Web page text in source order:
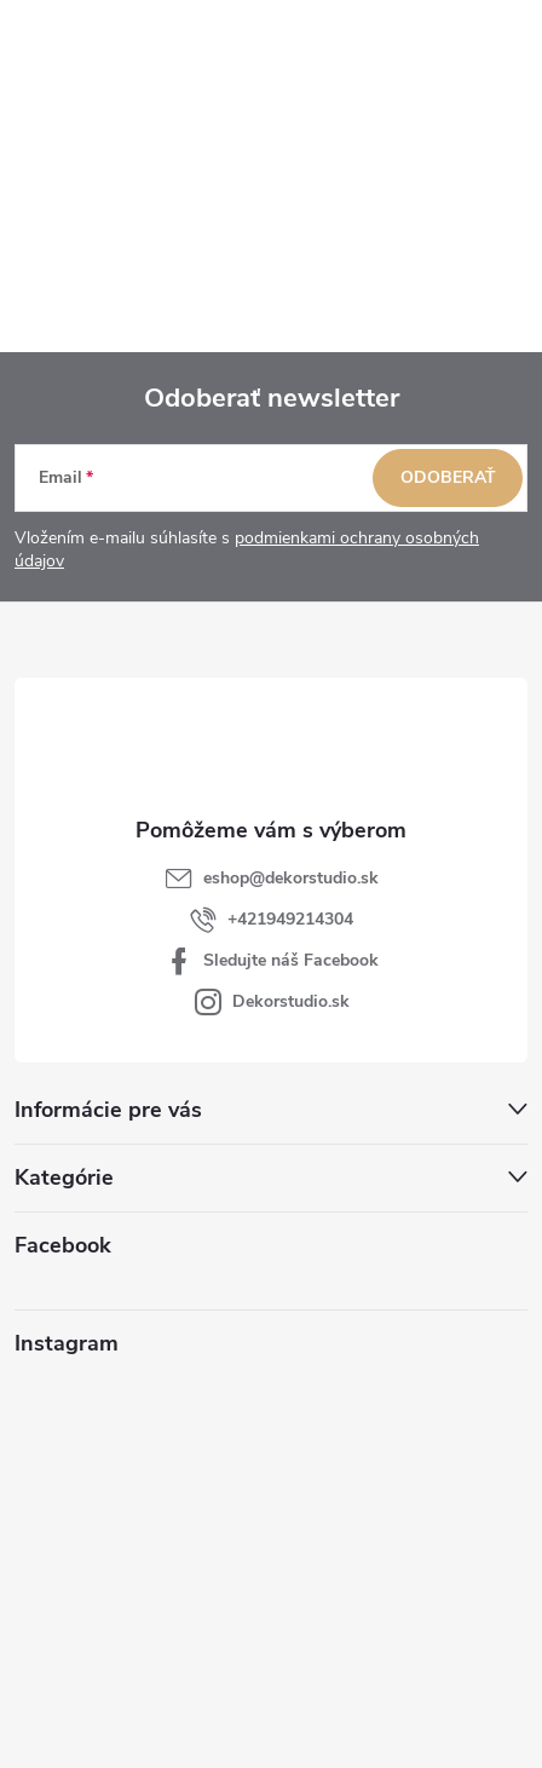
Z
á
p
Odoberať newsletter
Email
Vložením e-mailu súhlasíte s podmienkami ochrany osobných
údajov
ODOBERAŤ
Informácie pre vás
Kategórie
Facebook
Instagram
eshop@dekorstudio.sk
+421949214304
Sledujte náš Facebook
Dekorstudio.sk